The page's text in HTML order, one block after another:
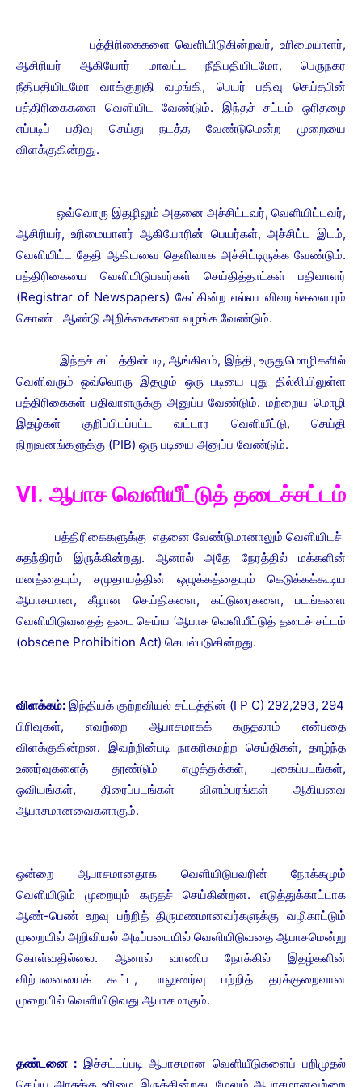
பத்திரிகைகளை வெளியிடுகின்றவர், உரிமையாளர்,
ஆசிரியர் ஆகியோர் மாவட்ட நீதிபதியிடமோ, பெருநகர
நீதிபதியிடமோ வாக்குறுதி வழங்கி, பெயர் பதிவு செய்தபின்
பத்திரிகைகளை வெளியிட வேண்டும். இந்தச் சட்டம் ஒரிதழை
எப்படிப் பதிவு செய்து நடத்த வேண்டுமென்ற முறையை
விளக்குகின்றது.
ஒவ்வொரு இதழிலும் அதனை அச்சிட்டவர், வெளியிட்டவர்,
ஆசிரியர், உரிமையாளர் ஆகியோரின் பெயர்கள், அச்சிட்ட இடம்,
வெளியிட்ட தேதி ஆகியவை தெளிவாக அச்சிட்டிருக்க வேண்டும்.
பத்திரிகையை வெளியிடுபவர்கள் செய்தித்தாட்கள் பதிவாளர்
(Registrar of Newspapers) கேட்கின்ற எல்லா விவரங்களையும்
கொண்ட ஆண்டு அறிக்கைகளை வழங்க வேண்டும்.
இந்தச் சட்டத்தின்படி, ஆங்கிலம், இந்தி, உருதுமொழிகளில்
வெளிவரும் ஒவ்வொரு இதழும் ஒரு படியை புது தில்லியிலுள்ள
பத்திரிகைகள் பதிவாளருக்கு அனுப்ப வேண்டும். மற்றைய மொழி
இதழ்கள் குறிப்பிடப்பட்ட வட்டார வெளியீட்டு, செய்தி
நிறுவனங்களுக்கு (PIB) ஒரு படியை அனுப்ப வேண்டும்.
VI. ஆபாச வெளியீட்டுத் தடைச்சட்டம்
பத்திரிகைகளுக்கு எதனை வேண்டுமானாலும் வெளியிடச்
சுதந்திரம் இருக்கின்றது. ஆனால் அதே நேரத்தில் மக்களின்
மனத்தையும், சமுதாயத்தின் ஒழுக்கத்தையும் கெடுக்கக்கூடிய
ஆபாசமான, கீழான செய்திகளை, கட்டுரைகளை, படங்களை
வெளியிடுவதைத் தடை செய்ய ‘ஆபாச வெளியீட்டுத் தடைச் சட்டம்
(obscene Prohibition Act) செயல்படுகின்றது.
விளக்கம்: இந்தியக் குற்றவியல் சட்டத்தின் (I P C) 292,293, 294
பிரிவுகள், எவற்றை ஆபாசமாகக் கருதலாம் என்பதை
விளக்குகின்றன. இவற்றின்படி நாகரிகமற்ற செய்திகள், தாழ்ந்த
உணர்வுகளைத் தூண்டும் எழுத்துக்கள், புகைப்படங்கள்,
ஓவியங்கள், திரைப்படங்கள் விளம்பரங்கள் ஆகியவை
ஆபாசமானவைகளாகும்.
ஒன்றை ஆபாசமானதாக வெளியிடுபவரின் நோக்கமும்
வெளியிடும் முறையும் கருதச் செய்கின்றன. எடுத்துக்காட்டாக
ஆண்-பெண் உறவு பற்றித் திருமணமானவர்களுக்கு வழிகாட்டும்
முறையில் அறிவியல் அடிப்படையில் வெளியிடுவதை ஆபாசமென்று
கொள்வதில்லை. ஆனால் வாணிப நோக்கில் இதழ்களின்
விற்பனையைக் கூட்ட, பாலுணர்வு பற்றித் தரக்குறைவான
முறையில் வெளியிடுவது ஆபாசமாகும்.
தண்டனை :இச்சட்டப்படி ஆபாசமான வெளியீடுகளைப் பறிமுதல்
செய்ய அரசுக்கு உரிமை இருக்கின்றது. மேலும் ஆபாசமானவற்றை